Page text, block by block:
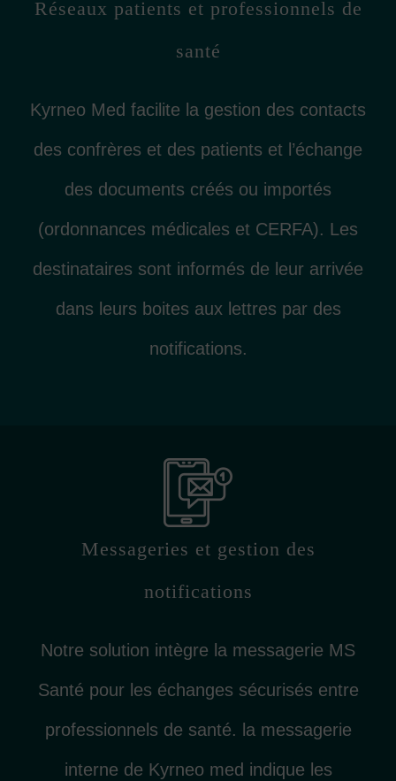
Réseaux patients et professionnels de
santé
Kyrneo Med facilite la gestion des contacts
des confrères et des patients et l’échange
des documents créés ou importés
(ordonnances médicales et CERFA). Les
destinataires sont informés de leur arrivée
dans leurs boites aux lettres par des
notifications.
Messageries et gestion des
notifications
Notre solution intègre la messagerie MS
Santé pour les échanges sécurisés entre
professionnels de santé. la messagerie
interne de Kyrneo med indique les